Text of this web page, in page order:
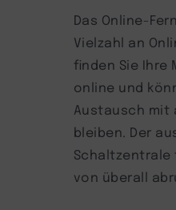
Das Online-
Vielzahl an
finden Sie Ihre
online und
Austausch mit
bleiben. Der
Schaltzentrale
von überall